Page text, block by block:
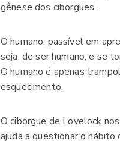
gênese dos ciborgues.
O humano, passível em
seja, de ser humano, e se
O humano é apenas
esquecimento.
O ciborgue de Lovelock
ajuda a questionar o